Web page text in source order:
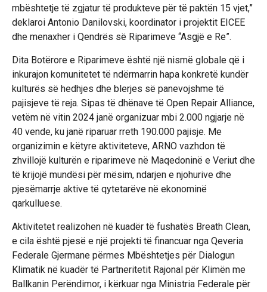
mbështetje të zgjatur të produkteve për të paktën 15 vjet,”
deklaroi Antonio Danilovski, koordinator i projektit EICEE
dhe menaxher i Qendrës së Riparimeve “Asgjë e Re”.
Dita Botërore e Riparimeve është një nismë globale që i
inkurajon komunitetet të ndërmarrin hapa konkretë kundër
kulturës së hedhjes dhe blerjes së panevojshme të
pajisjeve të reja. Sipas të dhënave të Open Repair Alliance,
vetëm në vitin 2024 janë organizuar mbi 2.000 ngjarje në
40 vende, ku janë riparuar rreth 190.000 pajisje. Me
organizimin e këtyre aktiviteteve, ARNO vazhdon të
zhvillojë kulturën e riparimeve në Maqedoninë e Veriut dhe
të krijojë mundësi për mësim, ndarjen e njohurive dhe
pjesëmarrje aktive të qytetarëve në ekonominë
qarkulluese.
Aktivitetet realizohen në kuadër të fushatës Breath Clean,
e cila është pjesë e një projekti të financuar nga Qeveria
Federale Gjermane përmes Mbështetjes për Dialogun
Klimatik në kuadër të Partneritetit Rajonal për Klimën me
Ballkanin Perëndimor, i kërkuar nga Ministria Federale për